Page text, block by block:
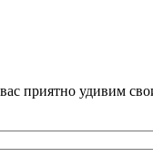
приятно удивим